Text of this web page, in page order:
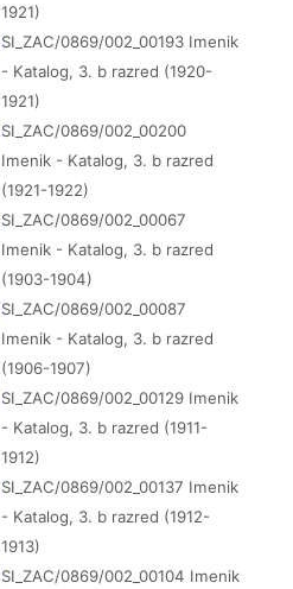
1921)
SI_ZAC/0869/002_00193 Imenik
- Katalog, 3. b razred (1920-
1921)
SI_ZAC/0869/002_00200
Imenik - Katalog, 3. b razred
(1921-1922)
SI_ZAC/0869/002_00067
Imenik - Katalog, 3. b razred
(1903-1904)
SI_ZAC/0869/002_00087
Imenik - Katalog, 3. b razred
(1906-1907)
SI_ZAC/0869/002_00129 Imenik
- Katalog, 3. b razred (1911-
1912)
SI_ZAC/0869/002_00137 Imenik
- Katalog, 3. b razred (1912-
1913)
SI_ZAC/0869/002_00104 Imenik